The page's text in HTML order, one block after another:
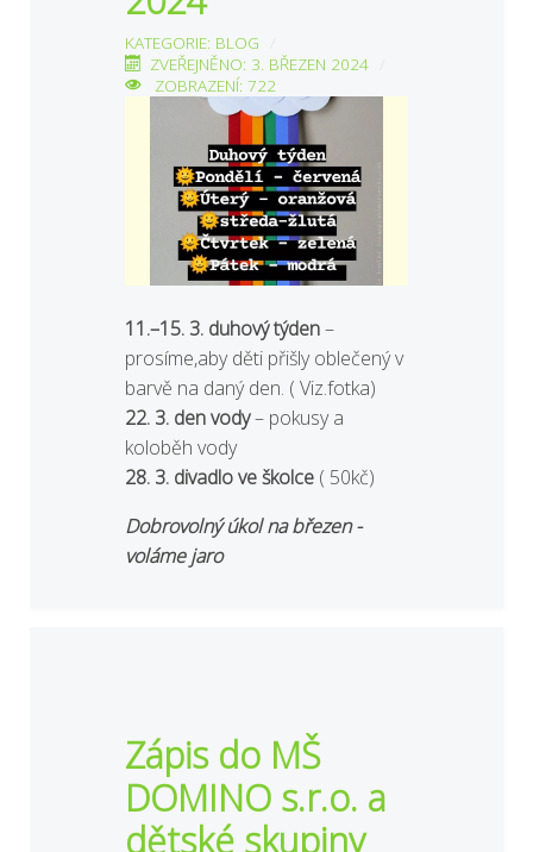
KATEGORIE: BLOG
ZVEŘEJNĚNO: 3. BŘEZEN 2024
ZOBRAZENÍ: 722
11.–15. 3. duhový týden–
prosíme,aby děti přišly oblečený v
barvě na daný den. ( Viz.fotka)
22. 3. den vody– pokusy a
koloběh vody
28. 3. divadlo ve školce ( 50kč)
Dobrovolný úkol na březen -
voláme jaro
Zápis do MŠ
DOMINO s.r.o. a
dětské skupiny